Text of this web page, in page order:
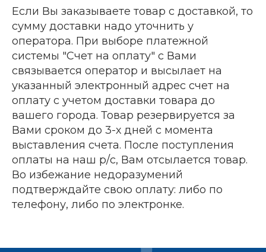
Если Вы заказываете товар с доставкой, то
сумму доставки надо уточнить у
оператора. При выборе платежной
системы "Счет на оплату" с Вами
связывается оператор и высылает на
указанный электронный адрес счет на
оплату с учетом доставки товара до
вашего города. Товар резервируется за
Вами сроком до 3-х дней с момента
выставления счета. После поступления
оплаты на наш р/с, Вам отсылается товар.
Во избежание недоразумений
подтверждайте свою оплату: либо по
телефону, либо по электронке.